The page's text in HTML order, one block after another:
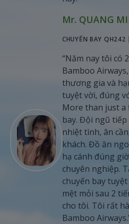
Mr. QUANG
CHUYẾN BAY
“Năm nay tôi có
Bamboo
thương gia và
tuyệt vời, đúng
More than just a
bay. Đội ngũ
nhiệt tình, ân
khách. Đồ ăn
hạ cánh đúng
chuyên nghiệp.
chuyến bay
mệt mỏi sau 2
cho tôi. Tôi rất
Bamboo